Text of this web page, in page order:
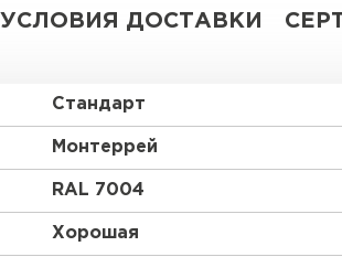
УСЛОВИЯ ДОСТАВКИ
Стандарт
Монтеррей
RAL 7004
Хорошая